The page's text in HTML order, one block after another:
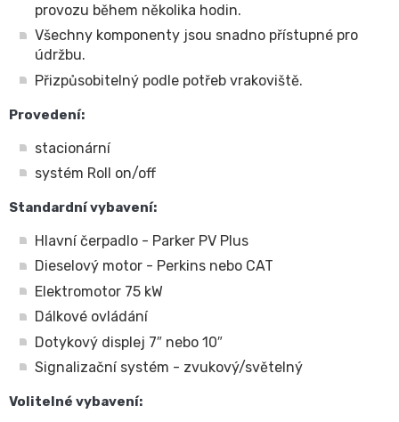
provozu během několika hodin.
Všechny komponenty jsou snadno přístupné pro
údržbu.
Přizpůsobitelný podle potřeb vrakoviště.
Provedení:
stacionární
systém Roll on/off
Standardní vybavení:
Hlavní čerpadlo - Parker PV Plus
Dieselový motor - Perkins nebo CAT
Elektromotor 75 kW
Dálkové ovládání
Dotykový displej 7″ nebo 10″
Signalizační systém - zvukový/světelný
Volitelné vybavení: